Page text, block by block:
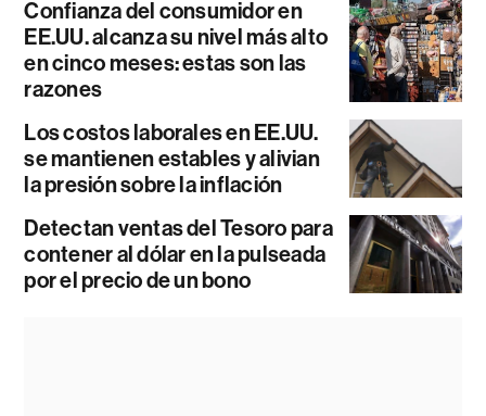
Confianza del consumidor en
EE.UU. alcanza su nivel más alto
en cinco meses: estas son las
razones
Los costos laborales en EE.UU.
se mantienen estables y alivian
la presión sobre la inflación
Detectan ventas del Tesoro para
contener al dólar en la pulseada
por el precio de un bono